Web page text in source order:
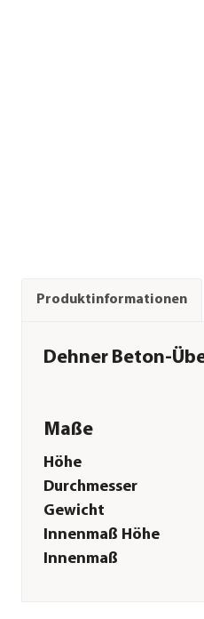
Produktinformationen
Dehner Beton-
Maße
Höhe
Durchmesser
Gewicht
Innenmaß Höhe
Innenmaß